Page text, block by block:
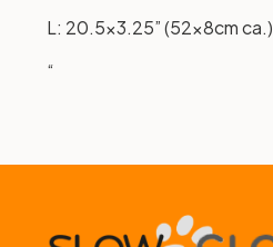
L: 20.5×3.25” (52x8cm ca.)
“